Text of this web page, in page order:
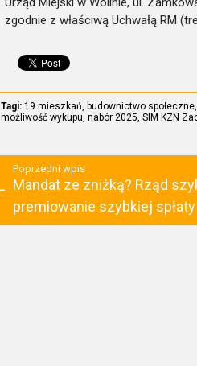
zgodnie z właściwą Uchwałą RM
Tagi: 19 mieszkań, budownictwo społeczne,
możliwość wykupu, nabór 2025, SIM KZN
Poprzedni wpis
Mandat ze zniżką? Rząd
premiowanie szybkiej spłaty